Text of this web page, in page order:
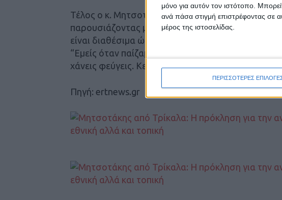
μόνο για αυτόν τον ιστότοπο.
ανά πάσα στιγμή επιστρέφοντας σε
μέρος της ιστοσελίδας.
ΠΕΡΙΣΣΟΤΕΡΕΣ
Τέλος ο κ. Μητσοτάκης σχολιάζοντας τα όσα είπε
παρουσιάζοντας μια εφαρμογή που δείχνει ποια
είναι διαθέσιμα ώστε να τα κλείνουν τα παιδιά και
“Εμείς όταν παίζαμε μπάσκετ στην Αμερική είχαμε
χάνεις φεύγεις. Κερδίζεις παίζεις. Μπαίνει ο
Πηγή: ertnews.gr